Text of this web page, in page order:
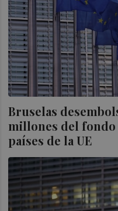
Bruselas
millones del fondo
países de la UE